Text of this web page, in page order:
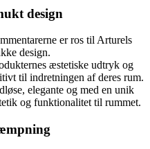
design
er ros til Arturels
design.
æstetiske udtryk og
til indretningen af deres rum.
elegante og med en unik
og funktionalitet til rummet.